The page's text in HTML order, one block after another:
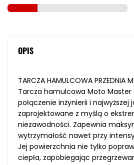
OPIS
TARCZA HAMULCOWA PRZEDNIA
Tarcza hamulcowa Moto
połączenie inżynierii i najwyższej
zaprojektowane z myślą o
niezawodności. Zapewnia
wytrzymałość nawet przy
Jej powierzchnia nie tylko
ciepła, zapobiegając